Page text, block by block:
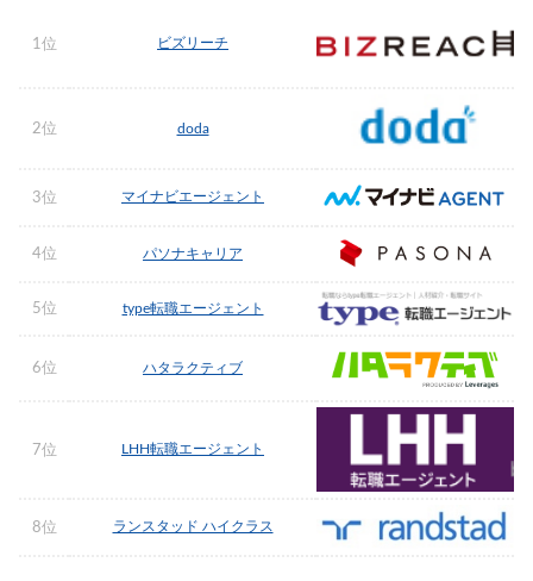
1位 ビズリーチ
2位 doda
3位 マイナビエージェント
4位 パソナキャリア
5位 type転職エージェント
6位 ハタラクティブ
7位 LHH転職エージェント
8位 ランスタッド ハイクラス